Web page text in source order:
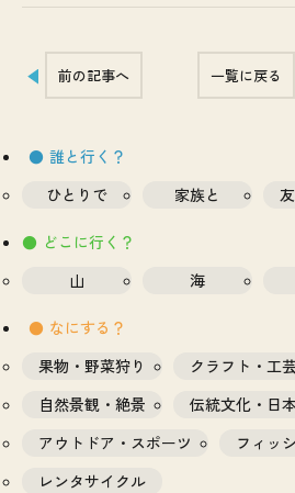
誰と行く？
ひとりで
家族と
どこに行く？
山
海
なにする？
果物・野菜狩り
クラフト・工
自然景観・絶景
伝統文化・日
アウトドア・スポーツ
フィッ
レンタサイクル
前の記事へ 一覧に戻る